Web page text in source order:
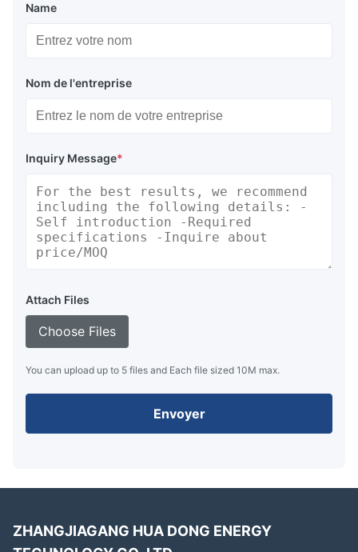
Name
Nom de l'entreprise
Inquiry Message*
Attach Files
Choose Files
You can upload up to 5 files and Each file sized 10M max.
Envoyer
ZHANGJIAGANG HUA DONG ENERGY